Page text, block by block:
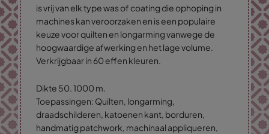
is vrij van elk type was of coating die ophoping in
machines kan veroorzaken en is een populaire
keuze voor quilten en longarming vanwege de
hoogwaardige afwerking en het lage volume.
Verkrijgbaar in 60 effen kleuren.
Dikte 50. 1000 m.
Toepassingen: Quilten, longarming,
draadschilderen, katoenen kant, borduren,
handmatig patchwork, machinaal appliqueren,